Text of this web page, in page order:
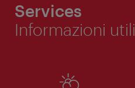
Services
Informazioni utili